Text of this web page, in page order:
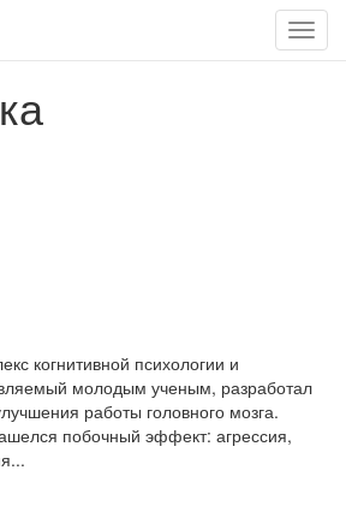
когнитивной психологии и
молодым ученым, разработал
работы головного мозга.
побочный эффект: агрессия,